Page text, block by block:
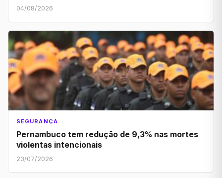
04/08/2026
SEGURANÇA
Pernambuco tem redução de 9,3% nas mortes
violentas intencionais
23/07/2026